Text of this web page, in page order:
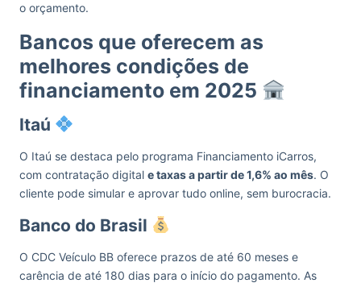
o orçamento.
Bancos que oferecem as
melhores condições de
financiamento em 2025
Itaú
O Itaú se destaca pelo programa Financiamento iCarros,
com contratação digital e taxas a partir de 1,6% ao mês. O
cliente pode simular e aprovar tudo online, sem burocracia.
Banco do Brasil
O CDC Veículo BB oferece prazos de até 60 meses e
carência de até 180 dias para o início do pagamento. As